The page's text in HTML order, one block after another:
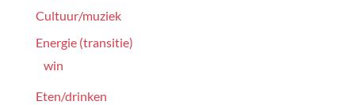
Cultuur/muziek
Energie (transitie)
win
Eten/drinken